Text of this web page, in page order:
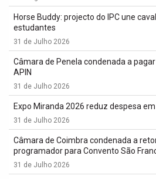
Horse Buddy: projecto do IPC une
estudantes
31 de Julho 2026
Câmara de Penela condenada a
APIN
31 de Julho 2026
Expo Miranda 2026 reduz despesa
31 de Julho 2026
Câmara de Coimbra condenada a
programador para Convento São
31 de Julho 2026